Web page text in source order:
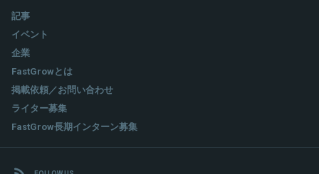
記事
イベント
企業
FastGrowとは
掲載依頼／お問い合わせ
ライター募集
FastGrow長期インターン募集